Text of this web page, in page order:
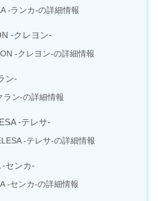
-ランカ-の詳細情報
-クレヨン-
-クレヨン-の詳細情報
ン-
ラン-の詳細情報
-テレサ-
-テレサ-の詳細情報
-センカ-
-センカ-の詳細情報